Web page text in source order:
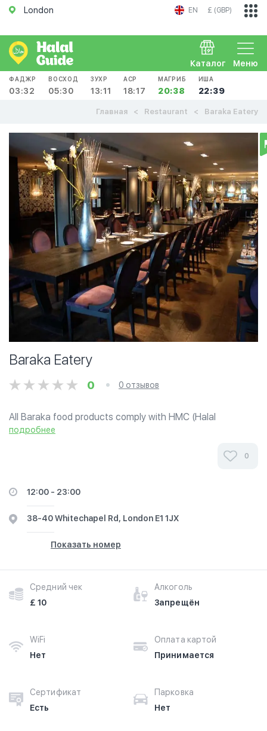
London EN £ (GBP)
Меню
Каталог
ФАДЖР
03:32
ВОСХОД
05:30
ЗУХР
13:11
АСР
18:17
МАГРИБ
20:38
ИША
22:39
Главная Restaurant Baraka Eatery
Baraka Eatery
0 0 отзывов
All Baraka food products comply with HMC (Halal
Monitoring Committee) regulations – i.e. HMC has certified
подробнее
0
12:00 - 23:00
38-40 Whitechapel Rd, London E1 1JX
Показать номер
Средний чек
£ 10
Алкоголь
Запрещён
WiFi
Нет
Оплата картой
Принимается
Сертификат
Есть
Парковка
Нет